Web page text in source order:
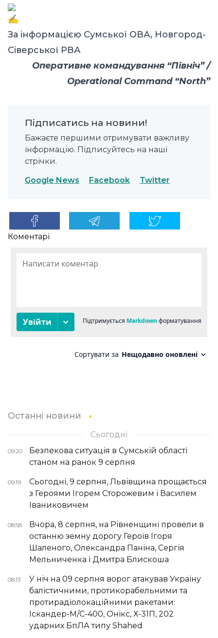
За інформацією Сумської ОВА, Новгород-
Сіверської РВА
Оперативне командування “Північ” /
Operational Command “North”
Підписатись на новини!
Бажаєте першими отримувати важливу
інформацію. Підписуйтесь на наші
стрічки.
Google News Facebook Twitter
Коментарі
Останні новини
Сьогодні
09:20
Безпекова ситуація в Сумській області
станом на ранок 9 серпня
09:19
Сьогодні, 9 серпня, Львівщина прощається
з Героями Ігорем Сторожевим і Василем
Іваниковичем
08:58
Вчора, 8 серпня, на Рівненщині провели в
останню земну дорогу Героїв Ігоря
Шаленого, Олександра Паніна, Сергія
Мельниченка і Дмитра Блискоша
08:13
У ніч на 09 серпня ворог атакував Україну
балістичними, протикорабельними та
протирадіолокаційними ракетами:
Іскандер-М/С-400, Онікс, Х-31П, 202
ударних БпЛА типу Shahed